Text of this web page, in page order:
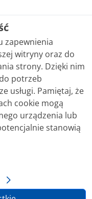
w
od celu i sposobu
Finansów.
będące
nie jest to
na licencji
zapewnienia
witryny oraz do
strony. Dzięki nim
potrzeb
usługi. Pamiętaj, że
cookie mogą
urządzenia lub
stanowią